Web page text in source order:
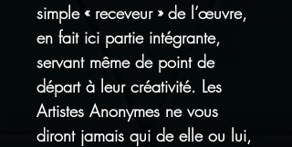
simple « receveur » de l’œuvre,
en fait ici partie intégrante,
servant même de point de
départ à leur créativité. Les
Artistes Anonymes ne vous
diront jamais qui de elle ou lui,